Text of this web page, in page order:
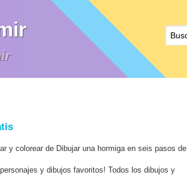
y colorear de Dibujar una hormiga en seis pasos de
y dibujos favoritos! Todos los dibujos y